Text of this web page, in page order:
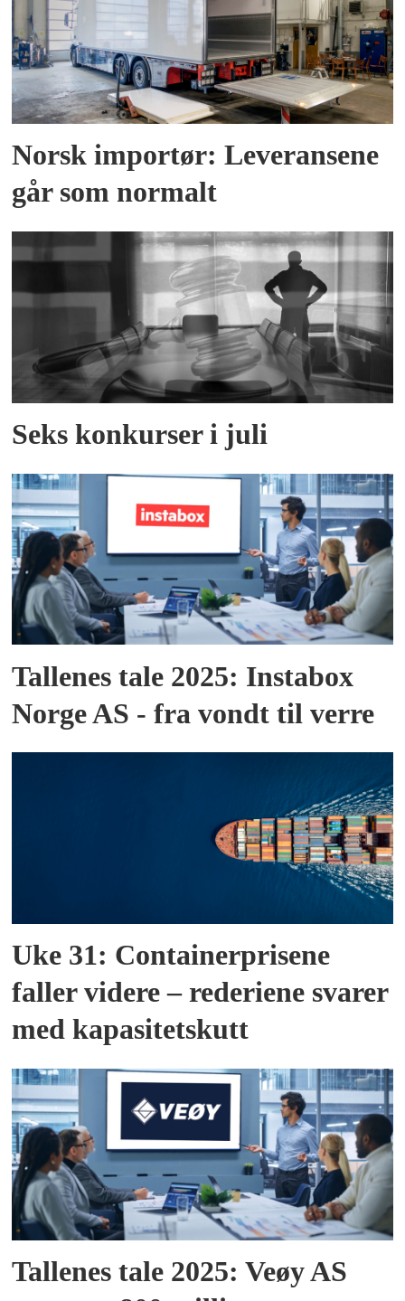
Norsk importør: Leveransene
går som normalt
Seks konkurser i juli
Tallenes tale 2025: Instabox
Norge AS - fra vondt til verre
Uke 31: Containerprisene
faller videre – rederiene svarer
med kapasitetskutt
Tallenes tale 2025: Veøy AS